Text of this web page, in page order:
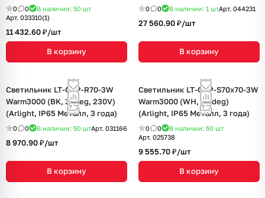
года)
0 0 В наличии: 50 шт
Арт. 033310(1)
11 432.60 ₽/шт
В корзину
Металл, 3 года)
0 0 В наличии: 1 штАрт. 044231
27 560.90 ₽/шт
В корзину
Светильник LT-GAP-R70-3W
Warm3000 (BK, 30deg, 230V)
(Arlight, IP65 Металл, 3 года)
0 0 В наличии: 50 штАрт. 031166
8 970.90 ₽/шт
В корзину
Светильник LT-GAP-S70x70-3W
Warm3000 (WH, 30 deg)
(Arlight, IP65 Металл, 3 года)
0 0 В наличии: 50 шт
Арт. 025738
9 555.70 ₽/шт
В корзину